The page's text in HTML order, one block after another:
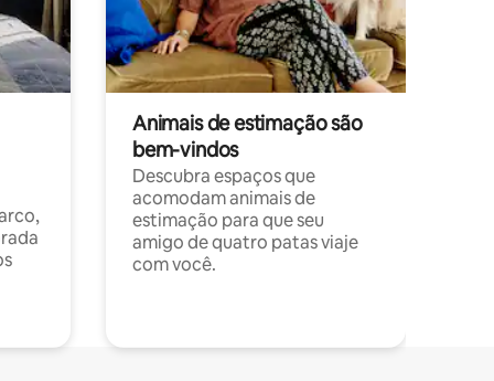
Animais de estimação são
bem-vindos
Descubra espaços que
acomodam animais de
estimação para que seu
amigo de quatro patas viaje
com você.